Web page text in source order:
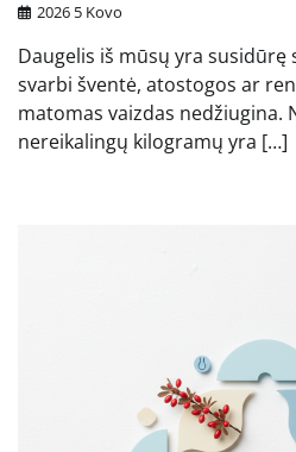
2026 5 Kovo
Daugelis iš mūsų yra susidūrę
svarbi šventė, atostogos ar
matomas vaizdas nedžiugina.
nereikalingų kilogramų yra […]